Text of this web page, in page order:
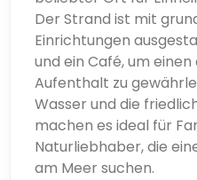
Der Strand ist mit
Einrichtungen
und ein Café, um
Aufenthalt zu
Wasser und die
machen es ideal für
Naturliebhaber, die
am Meer suchen.